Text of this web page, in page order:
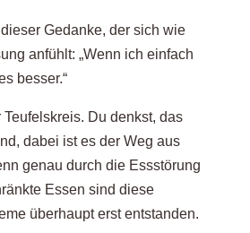
Gedanke, der sich wie
anfühlt: „Wenn ich einfach
besser.“
Du denkst, das
dabei ist es der Weg aus
genau durch die Essstörung
Essen sind diese
überhaupt erst entstanden.